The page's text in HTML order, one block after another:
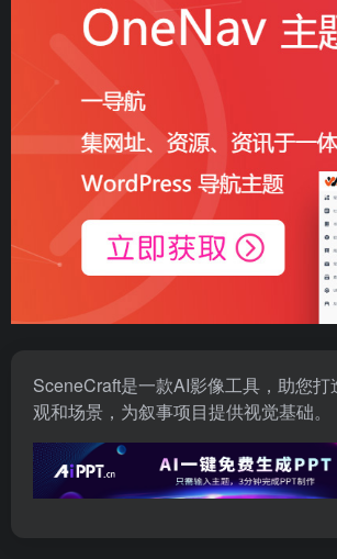
SceneCraft是一款AI影像工具，助您
观和场景，为叙事项目提供视觉基础。